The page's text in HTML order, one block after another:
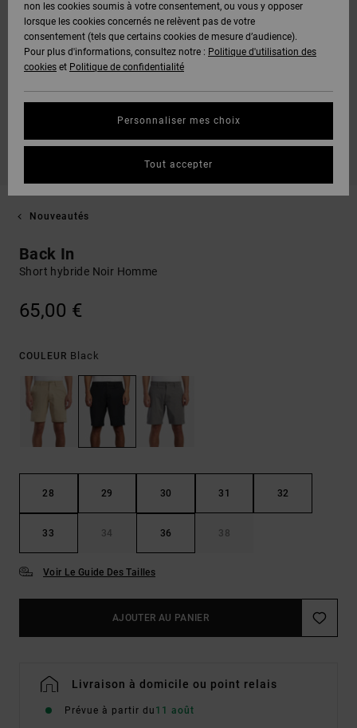
Nouveautés
Back In
Short hybride Noir Homme
65,00 €
COULEUR Black
28 29 30 31 32
33 34 36 38
Voir Le Guide Des Tailles
AJOUTER AU PANIER
Livraison à domicile ou point relais
Prévue à partir du 11 août
non les cookies soumis à votre consentement, ou vous y opposer
lorsque les cookies concernés ne relèvent pas de votre
consentement (tels que certains cookies de mesure d’audience).
Pour plus d'informations, consultez notre : Politique d'utilisation des
cookies et Politique de confidentialité
Personnaliser mes choix
Tout accepter